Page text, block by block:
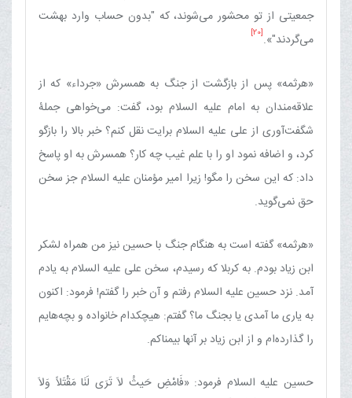
جمعیتی از تو محشور می‌شوند، که "بدون حساب وارد بهشت
می‌گردند"».[20]
«هرثمه» پس از بازگشت از جنگ به همسرش «جرداء» که از
علاقه‌مندان به امام علیه السلام بود، گفت: می‌خواهی جملۀ
شگفت‌آوری از علی علیه السلام برایت نقل کنم‌؟ خبر بالا را بازگو
کرد، و اضافه نمود او را با علم غیب چه کار؟ همسرش به او پاسخ
داد: که این سخن را مگو! زیرا امیر مؤمنان علیه السلام جز سخن
حق نمی‌گوید.
«هرثمه» گفته است به هنگام جنگ با حسین نیز من همراه لشکر
ابن زیاد بودم. به کربلا که رسیدم، سخن علی علیه السلام به یادم
آمد. نزد حسین علیه السلام رفتم و آن خبر را گفتم! فرمود: اکنون
به یاری ما آمدی یا بجنگ ما؟ گفتم: هیچکدام خانواده و بچه‌هایم
را گذارده‌ام و از ابن زیاد بر آنها بیمناکم.
حسین علیه السلام فرمود: «فَامْضِ حَیثُ لاَ تَرَی لَنَا مَقْتَلاً وَلاَ